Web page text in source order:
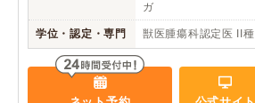
ガ
学位・認定・専門 獣医腫瘍科認定医 II種